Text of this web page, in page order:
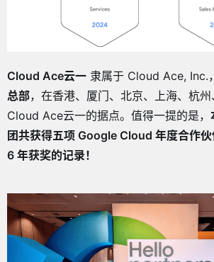
Cloud Ace云一 隶属于 Cloud Ace, Inc.，
总部，在香港、厦门、北京、上海、杭
Cloud Ace云一的据点。值得一提的是，
团共获得五项 Google Cloud 年度合作
6 年获奖的记录！